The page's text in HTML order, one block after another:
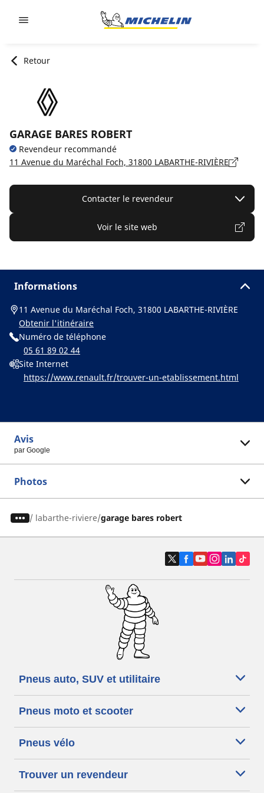
Retour
GARAGE BARES ROBERT
Revendeur recommandé
11 Avenue du Maréchal Foch, 31800 LABARTHE-RIVIÈRE
Contacter le revendeur
Voir le site web
Informations
11 Avenue du Maréchal Foch, 31800 LABARTHE-RIVIÈRE
Obtenir l'itinéraire
Numéro de téléphone
05 61 89 02 44
Site Internet
https://www.renault.fr/trouver-un-etablissement.html
Avis
par Google
Photos
/ labarthe-riviere garage bares robert
Pneus auto, SUV et utilitaire
Pneus moto et scooter
Pneus vélo
Trouver un revendeur